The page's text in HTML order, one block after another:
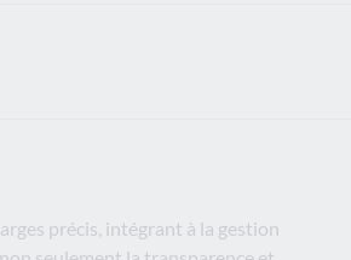
précis, intégrant à la gestion